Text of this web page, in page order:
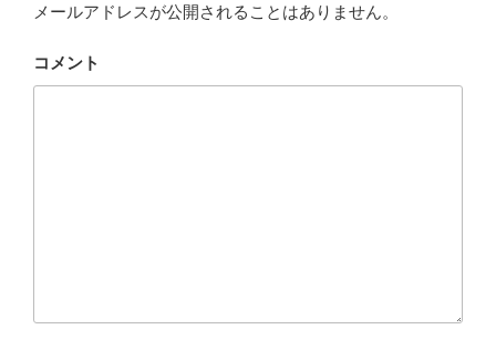
メールアドレスが公開されることはありません。
コメント